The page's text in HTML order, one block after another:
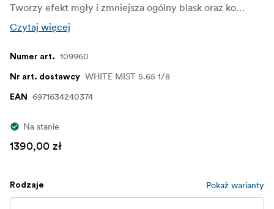
Tworzy efekt mgły i zmniejsza ogólny blask oraz kontrast.
Czytaj więcej
Numer art. 109960
Nr art. dostawcy WHITE MIST 5.65 1/8
EAN 6971634240374
Na stanie
1390,00 zł
Rodzaje Pokaż warianty